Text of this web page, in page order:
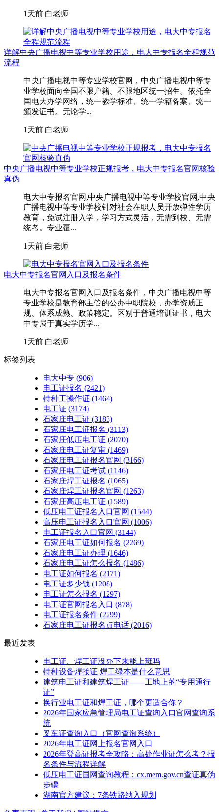
1天前 白老师
详解中央广播电视中等专业学校用途，电大中专报名全程规范
流程
中央广播电视中等专业学校官网，中央广播电视中等专
业学校面向全国不限户籍、不限地区统一招生。依托全
国电大办学网络，统一教学标准、统一学籍备案、统一
颁发证书。无论学...
1天前 白老师
中央广播电视中等专业学校正规报考，电大中专报名官网核验
真伪
电大中专报名官网,中央广播电视中等专业学校官网,中央
广播电视中等专业学校针对社会在职人员开放弹性学历
教育，免试注册入学，学习方式灵活，无需到校、无需
统考。专业覆...
1天前 白老师
电大中专报名官网入口及报名条件
电大中专报名官网入口及报名条件，中央广播电视中等
专业学校是教育部主管的公办中职院校，办学资质正
规、体系成熟、政策稳定。区别于普通培训证书，电大
中专属于真实学历学...
1天前 白老师
标签列表
电大中专 (906)
电工证报名 (2421)
特种工操作证 (1464)
电工证 (3174)
石家庄电工证 (3183)
石家庄电工证报名 (3113)
石家庄低压电工证 (2070)
石家庄电工证复审 (1469)
石家庄电工证报名官网 (3166)
石家庄电工证考试 (1146)
石家庄焊工证报名 (1065)
石家庄焊工证报名官网 (1263)
石家庄高压电工证 (1589)
低压电工证报名入口官网 (1544)
高压电工证报名入口官网 (1006)
电工证报名入口官网 (3144)
石家庄电工证如何报名 (2269)
石家庄电工证办理 (1646)
石家庄电工证怎么报名 (1486)
电工证如何报名 (2171)
电工证多少钱 (1208)
电工证怎么报名 (1297)
电工证官网报名入口 (878)
电工证报名条件 (2299)
石家庄电工证报名点电话 (2016)
最近发表
电工证、焊工证没办下来能上班吗
特种设备焊接证 焊工绿本是什么意思
建筑电工证和建筑焊工证——工地上的“专用通行
证”
换行业电工证和焊工证，哪个更适合你？
2026年国家应急管理局电工证查询入口官网查询系
统
叉车证查询入口（官网查询系统）
2026年电工证网上报名官网入口
2026年登高证报考全攻略：高处作业证怎么考？报
名条件与流程详解
低压电工证国网查询教程：cx.mem.gov.cn查证真伪
步骤
湖南官方建议：7条铁路纳入规划